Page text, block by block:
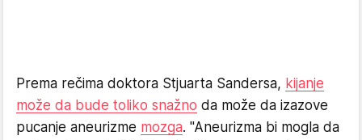
Prema rečima doktora Stjuarta Sandersa, kijanje
može da bude toliko snažno da može da izazove
pucanje aneurizme mozga. "Aneurizma bi mogla da